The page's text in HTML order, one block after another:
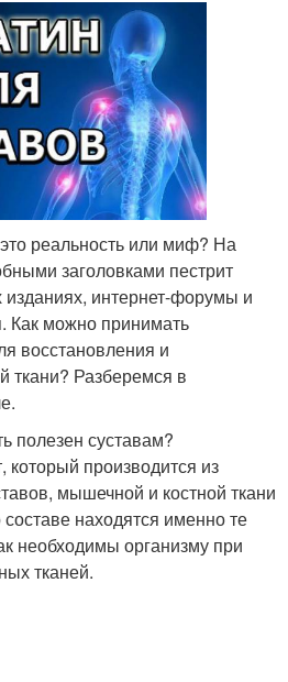
реальность или миф? На
заголовками пестрит
изданиях, интернет-форумы и
Как можно принимать
восстановления и
ткани? Разберемся в
полезен суставам?
производится из
мышечной и костной ткани
находятся именно те
необходимы организму при
тканей.